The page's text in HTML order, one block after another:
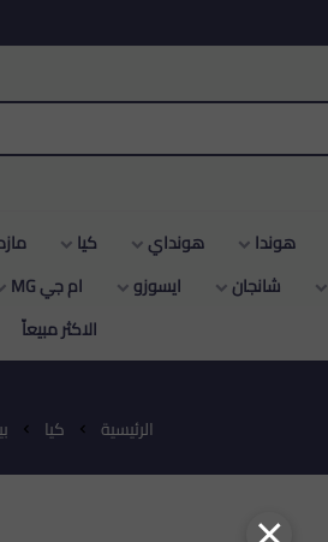
هونداي كيا مازدا
ايسوزو ام جي MG
كيا بيجاس